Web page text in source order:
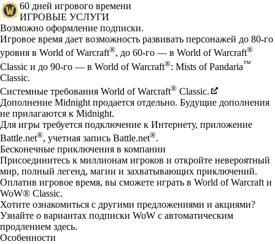
60 дней игрового времени
ИГРОВЫЕ УСЛУГИ
Цена
Available actions
Возможно оформление подписки.
Игровое время дает возможность развивать персонажей до 80-го
уровня в World of Warcraft®, до 60-го — в World of Warcraft®
Classic и до 90-го — в World of Warcraft®: Mists of Pandaria™
Classic.
Системные требования World of Warcraft® Classic.
Дополнение Midnight продается отдельно. Будущие дополнения
не прилагаются к Midnight.
Для игры требуется подключение к Интернету, приложение
Battle.net®, учетная запись Battle.net®.
Бесконечные приключения в компании
Присоединитесь к миллионам игроков и откройте невероятный
мир, полный легенд, магии и захватывающих приключений.
Оплатив игровое время, вы сможете играть в World of Warcraft и
WoW® Classic.
Хотите ознакомиться с другими предложениями и акциями?
Узнайте о вариантах подписки WoW с автоматическим
продлением здесь.
Особенности